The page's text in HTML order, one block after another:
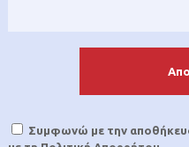
Συμφωνώ με την